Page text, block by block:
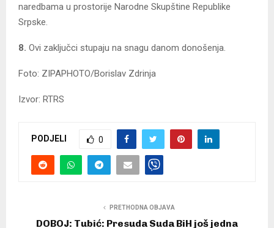
naredbama u prostorije Narodne Skupštine Republike
Srpske.
8. Ovi zaključci stupaju na snagu danom donošenja.
Foto: ZIPAPHOTO/Borislav Zdrinja
Izvor: RTRS
PODJELI 0
PRETHODNA OBJAVA
DOBOJ: Tubić: Presuda Suda BiH još jedna